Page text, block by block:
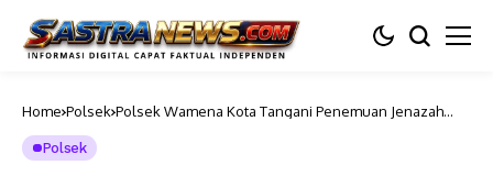
Home Polsek Polsek Wamena Kota Tangani Penemuan Jenazah
Polsek